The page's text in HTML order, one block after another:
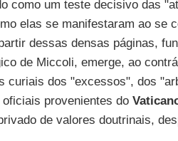
como um teste decisivo das
elas se manifestaram ao se
dessas densas páginas,
de Miccoli, emerge, ao
curiais dos "excessos", dos
provenientes do
de valores doutrinais,